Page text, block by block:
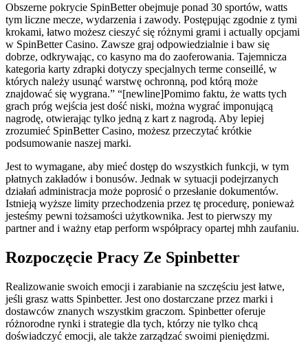
Obszerne pokrycie SpinBetter obejmuje ponad 30 sportów, watts
tym liczne mecze, wydarzenia i zawody. Postępując zgodnie z tymi
krokami, łatwo możesz cieszyć się różnymi grami i actually opcjami
w SpinBetter Casino. Zawsze graj odpowiedzialnie i baw się
dobrze, odkrywając, co kasyno ma do zaoferowania. Tajemnicza
kategoria karty zdrapki dotyczy specjalnych terme conseillé, w
których należy usunąć warstwę ochronną, pod którą może
znajdować się wygrana.” “[newline]Pomimo faktu, że watts tych
grach próg wejścia jest dość niski, można wygrać imponującą
nagrodę, otwierając tylko jedną z kart z nagrodą. Aby lepiej
zrozumieć SpinBetter Casino, możesz przeczytać krótkie
podsumowanie naszej marki.
Jest to wymagane, aby mieć dostęp do wszystkich funkcji, w tym
płatnych zakładów i bonusów. Jednak w sytuacji podejrzanych
działań administracja może poprosić o przesłanie dokumentów.
Istnieją wyższe limity przechodzenia przez tę procedurę, ponieważ
jesteśmy pewni tożsamości użytkownika. Jest to pierwszy my
partner and i ważny etap perform współpracy opartej mhh zaufaniu.
Rozpoczęcie Pracy Ze Spinbetter
Realizowanie swoich emocji i zarabianie na szczęściu jest łatwe,
jeśli grasz watts Spinbetter. Jest ono dostarczane przez marki i
dostawców znanych wszystkim graczom. Spinbetter oferuje
różnorodne rynki i strategie dla tych, którzy nie tylko chcą
doświadczyć emocji, ale także zarządzać swoimi pieniędzmi.